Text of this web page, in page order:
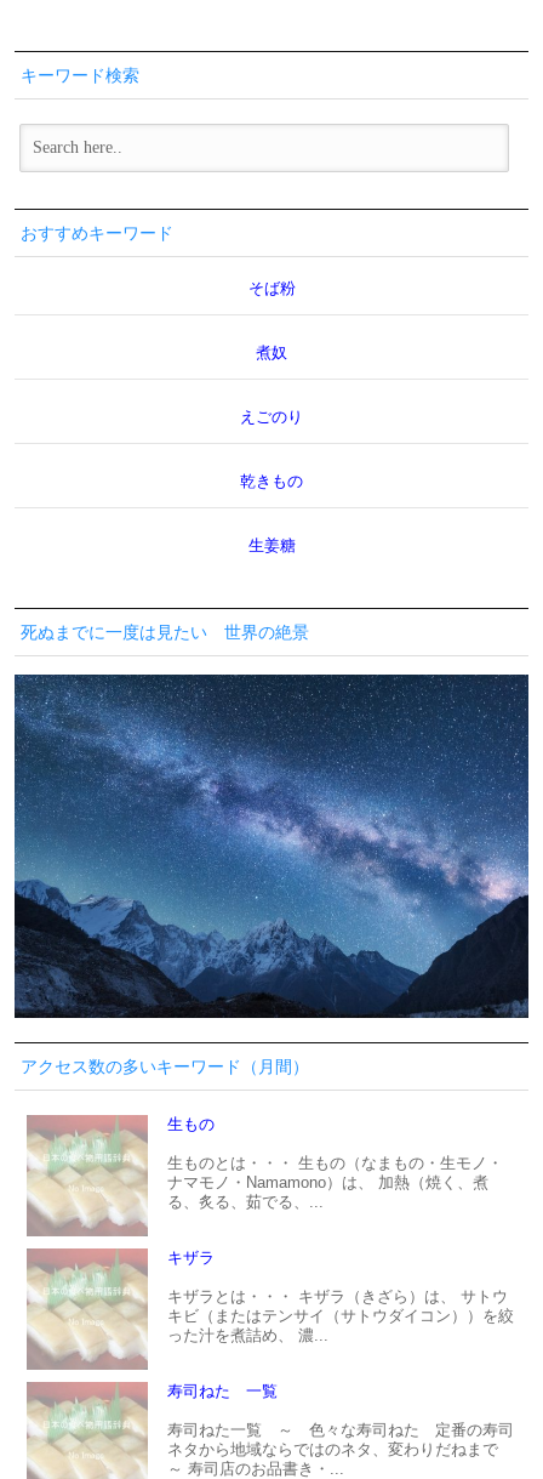
キーワード検索
おすすめキーワード
そば粉
煮奴
えごのり
乾きもの
生姜糖
死ぬまでに一度は見たい 世界の絶景
アクセス数の多いキーワード（月間）
生もの
生ものとは・・・ 生もの（なまもの・生モノ・
ナマモノ・Namamono）は、 加熱（焼く、煮
る、炙る、茹でる、...
キザラ
キザラとは・・・ キザラ（きざら）は、 サトウ
キビ（またはテンサイ（サトウダイコン））を絞
った汁を煮詰め、 濃...
寿司ねた 一覧
寿司ねた一覧 ～ 色々な寿司ねた 定番の寿司
ネタから地域ならではのネタ、変わりだねまで
～ 寿司店のお品書き・...